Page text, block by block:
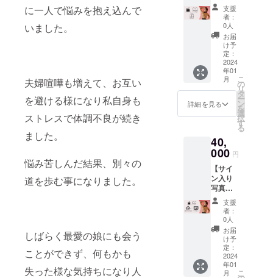
に一人で悩みを抱え込んで
いました。
夫婦喧嘩も増えて、お互い
を避ける様になり私自身も
ストレスで体調不良が続き
ました。
悩み苦しんだ結果、別々の
道を歩む事になりました。
しばらく最愛の娘にも会う
ことができず、何もかも
失った様な気持ちになり人
枚
（10枚
のうち
いずれ
か１枚
に直筆
サイ
ン） ※
リター
や詳細
につい
せてご
参照下
さい。
※メール
アドレ
スのお
間違い
がない
ようお
願い致
しま
す。
の直筆
サイン
入り写
真集を
１冊お
送り致
します
■お礼の
動画
ご本人
が撮影
インお
しゃべ
り（60
分程
度）
ご本人
とご自
身のス
マホで
指定の
アプリ
をつ
かって
オンラ
礼の動
画が
メール
で届き
ます。
また、
ご本人
とスマ
ホやパ
ソコン
で指定
オンラ
イント
レーニ
ング指
導（60
分程
度）を
行いま
す。 ■
サイン
入り写
真集
ご本人
の直筆
＋撮影
衣装
（サイ
ン入り
写真付
き・水
着やラ
ンジェ
リー類
は含ま
れませ
ん。）
＋お礼
セージ
動画】
支援
者：
0人
お届
け予
定：
2024
年01
月
詳細を見る
こ
の
リ
タ
ー
ン
を
選
択
す
る
40,
000 円
【サイ
ン入り
写真集
＋出張
トレー
ニング
指導(東
京在住
女性限
定60分)
または
オンラ
支援
者：
0人
お届
け予
定：
2024
年01
月
こ